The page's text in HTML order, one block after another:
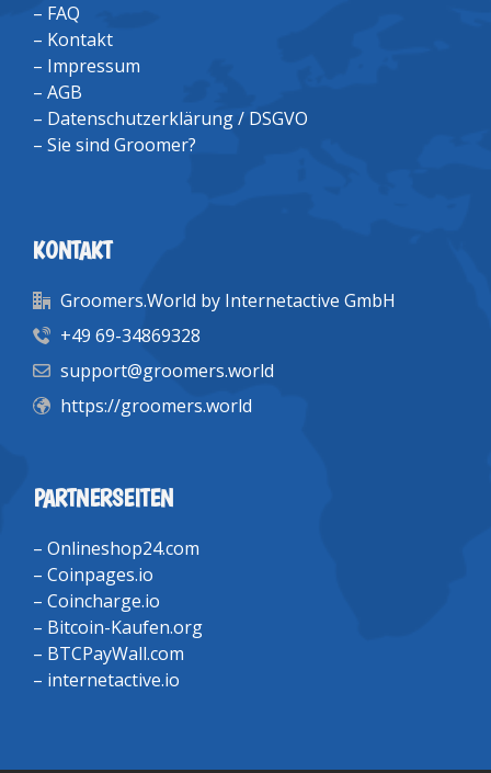
– FAQ
– Kontakt
– Impressum
– AGB
– Datenschutzerklärung / DSGVO
– Sie sind Groomer?
KONTAKT
Groomers.World by Internetactive GmbH
+49 69-34869328
support@groomers.world
https://groomers.world
PARTNERSEITEN
– Onlineshop24.com
– Coinpages.io
– Coincharge.io
– Bitcoin-Kaufen.org
– BTCPayWall.com
– internetactive.io